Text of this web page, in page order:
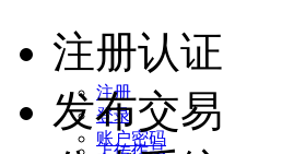
注册认证
注册
登录
账户密码
发布交易